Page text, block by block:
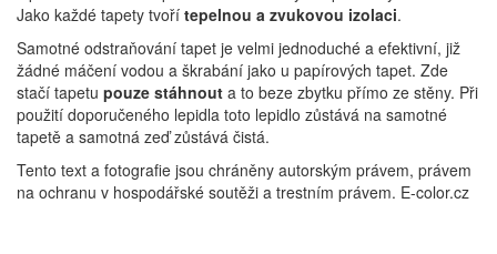
Jako každé tapety tvoří tepelnou a zvukovou izolaci.
Samotné odstraňování tapet je velmi jednoduché a efektivní, již
žádné máčení vodou a škrabání jako u papírových tapet. Zde
stačí tapetu pouze stáhnout a to beze zbytku přímo ze stěny. Při
použití doporučeného lepidla toto lepidlo zůstává na samotné
tapetě a samotná zeď zůstává čistá.
Tento text a fotografie jsou chráněny autorským právem, právem
na ochranu v hospodářské soutěži a trestním právem. E-color.cz